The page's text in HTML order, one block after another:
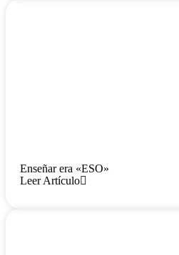
Enseñar era «ESO»
Leer Artículo